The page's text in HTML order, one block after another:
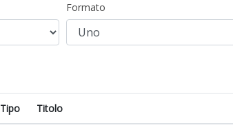
Formato
Tipo Titolo